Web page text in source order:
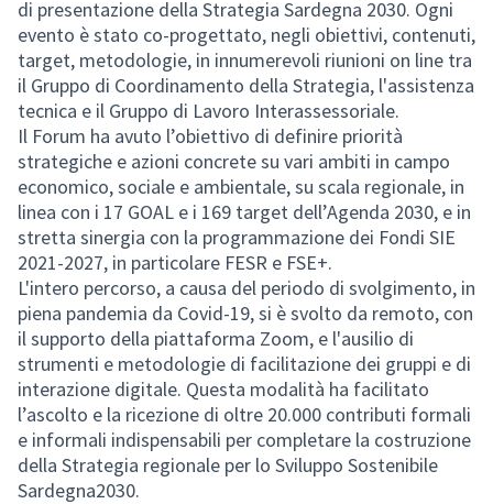
di presentazione della Strategia Sardegna 2030. Ogni
evento è stato co-progettato, negli obiettivi, contenuti,
target, metodologie, in innumerevoli riunioni on line tra
il Gruppo di Coordinamento della Strategia, l'assistenza
tecnica e il Gruppo di Lavoro Interassessoriale.
Il Forum ha avuto l’obiettivo di definire priorità
strategiche e azioni concrete su vari ambiti in campo
economico, sociale e ambientale, su scala regionale, in
linea con i 17 GOAL e i 169 target dell’Agenda 2030, e in
stretta sinergia con la programmazione dei Fondi SIE
2021-2027, in particolare FESR e FSE+.
L'intero percorso, a causa del periodo di svolgimento, in
piena pandemia da Covid-19, si è svolto da remoto, con
il supporto della piattaforma Zoom, e l'ausilio di
strumenti e metodologie di facilitazione dei gruppi e di
interazione digitale. Questa modalità ha facilitato
l’ascolto e la ricezione di oltre 20.000 contributi formali
e informali indispensabili per completare la costruzione
della Strategia regionale per lo Sviluppo Sostenibile
Sardegna2030.